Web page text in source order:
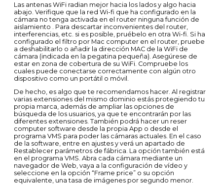
Las antenas WiFi radian mejor hacia los lados y algo hacia
abajo. Verifique que la red Wi-fi que ha configurado en la
cámara no tenga activada en el router ninguna función de
aislamiento . Para descartar inconvenientes del router,
interferencias, etc. si es posible, pruébelo en otra Wi-fi. Si ha
configurado el filtro por Mac computer en el router, pruebe
a deshabilitarlo o añadir la dirección MAC de la WiFi de
cámara (indicada en la pegatina pequeña). Asegúrese de
estar en zona de cobertura de su WiFi. Compruebe los
cuales puede conectarse correctamente con algún otro
dispositivo como un portátil o móvil.
De hecho, es algo que te recomendamos hacer. Al registrar
varias extensiones del mismo dominio estás protegiendo tu
propia marca, además de ampliar las opciones de
búsqueda de los usuarios, ya que te encontrarán por las
diferentes extensiones. También podrá hacer un reser
computer software desde la propia App o desde el
programa VMS para poder las cámaras actuales. En el caso
de la software, entre en ajustes y verá un apartado de
Restablecer parámetros de fábrica. La opción también está
en el programa VMS. Abra cada cámara mediante un
navegador de Web, vaya a la configuración de vídeo y
seleccione en la opción “Frame price” o su opción
equivalente, una tasa de imágenes por segundo menor.